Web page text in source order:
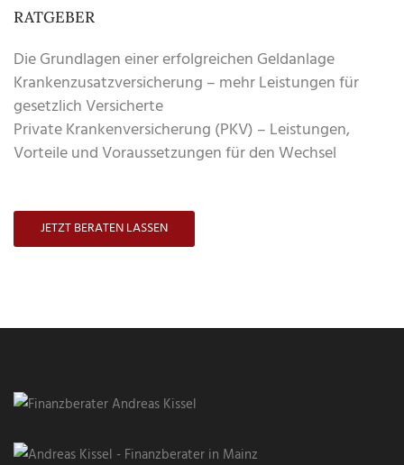
RATGEBER
Die Grundlagen einer erfolgreichen Geldanlage
Krankenzusatzversicherung – mehr Leistungen für
gesetzlich Versicherte
Private Krankenversicherung (PKV) – Leistungen,
Vorteile und Voraussetzungen für den Wechsel
JETZT BERATEN LASSEN